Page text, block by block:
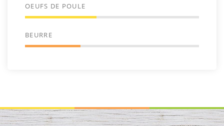
OEUFS DE POULE
BEURRE